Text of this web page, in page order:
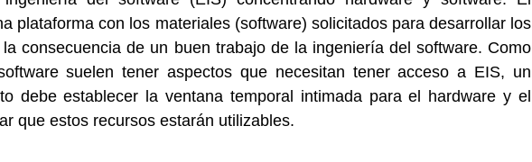
plataforma con los materiales (software) solicitados para desarrollar los
consecuencia de un buen trabajo de la ingeniería del software. Como
suelen tener aspectos que necesitan tener acceso a EIS, un
debe establecer la ventana temporal intimada para el hardware y el
que estos recursos estarán utilizables.